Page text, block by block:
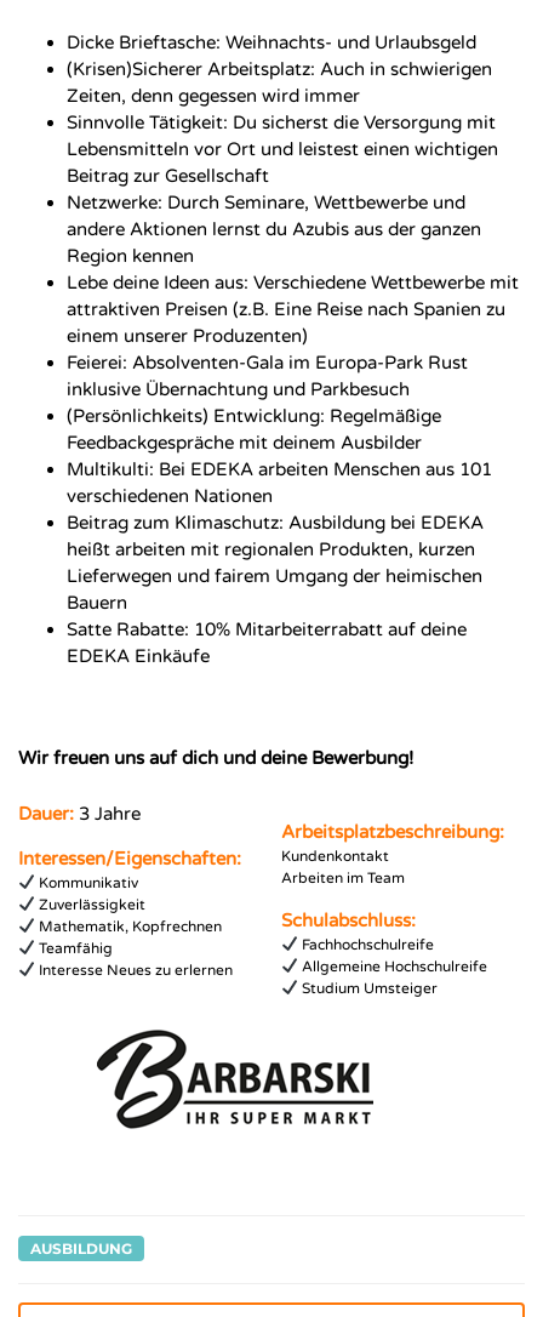
Dicke Brieftasche: Weihnachts- und Urlaubsgeld
(Krisen)Sicherer Arbeitsplatz: Auch in schwierigen
Zeiten, denn gegessen wird immer
Sinnvolle Tätigkeit: Du sicherst die Versorgung mit
Lebensmitteln vor Ort und leistest einen wichtigen
Beitrag zur Gesellschaft
Netzwerke: Durch Seminare, Wettbewerbe und
andere Aktionen lernst du Azubis aus der ganzen
Region kennen
Lebe deine Ideen aus: Verschiedene Wettbewerbe mit
attraktiven Preisen (z.B. Eine Reise nach Spanien zu
einem unserer Produzenten)
Feierei: Absolventen-Gala im Europa-Park Rust
inklusive Übernachtung und Parkbesuch
(Persönlichkeits) Entwicklung: Regelmäßige
Feedbackgespräche mit deinem Ausbilder
Multikulti: Bei EDEKA arbeiten Menschen aus 101
verschiedenen Nationen
Beitrag zum Klimaschutz: Ausbildung bei EDEKA
heißt arbeiten mit regionalen Produkten, kurzen
Lieferwegen und fairem Umgang der heimischen
Bauern
Satte Rabatte: 10% Mitarbeiterrabatt auf deine
EDEKA Einkäufe
Wir freuen uns auf dich und deine Bewerbung!
Arbeitsplatzbeschreibung:
Kundenkontakt
Arbeiten im Team
Dauer: 3 Jahre
Interessen/Eigenschaften:
Kommunikativ
Zuverlässigkeit
Mathematik, Kopfrechnen
Teamfähig
Interesse Neues zu erlernen
Schulabschluss:
Fachhochschulreife
Allgemeine Hochschulreife
Studium Umsteiger
AUSBILDUNG